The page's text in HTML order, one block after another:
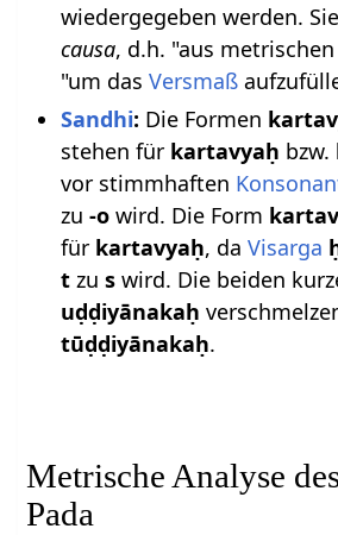
wiedergegeben werden.
causa, d.h. "aus
"um das Versmaß
Sandhi: Die Formen
stehen für kartavyaḥ bzw.
vor stimmhaften
zu -owird. Die Form
für kartavyaḥ, da Visarga
tzu swird. Die beiden
uḍḍiyānakaḥ
tūḍḍiyānakaḥ.
Metrische Analyse
Pada